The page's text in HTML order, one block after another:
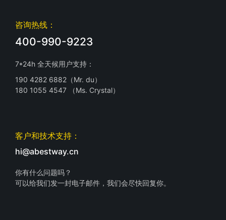
咨询热线：
400-990-9223
7*24h 全天候用户支持：
190 4282 6882（Mr. du）
180 1055 4547 （Ms. Crystal）
客户和技术支持：
hi@abestway.cn
你有什么问题吗？
可以给我们发一封电子邮件，我们会尽快回复你。